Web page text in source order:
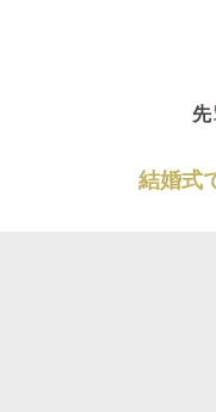
結婚式